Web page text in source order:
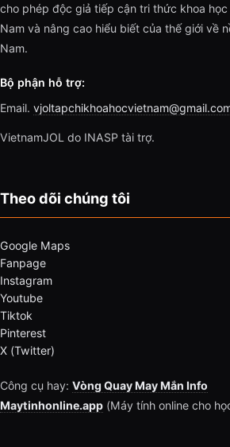
cho phép độc giả tiếp cận tri thức khoa
Nam và nâng cao hiểu biết của thế giới về
Nam.
Bộ phận hỗ trợ:
Email.
VietnamJOL do INASP tài trợ.
Theo dõi chúng tôi
Google Maps
Fanpage
Instagram
Youtube
Tiktok
Pinterest
X (Twitter)
Công cụ hay: Vòng Quay May Mắn Info
Maytinhonline.app (Máy tính online cho